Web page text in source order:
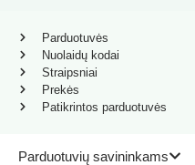
Parduotuvių savininkams
Parduotuvės
Nuolaidų kodai
Straipsniai
Prekės
Patikrintos parduotuvės